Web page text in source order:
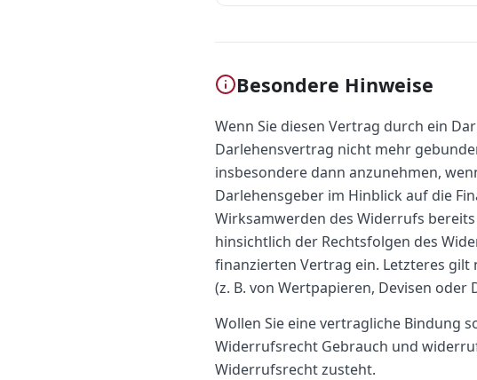
Besondere Hinweise
Wenn Sie diesen Vertrag durch ein
Darlehensvertrag nicht mehr
insbesondere dann anzunehmen,
Darlehensgeber im Hinblick auf die
Wirksamwerden des Widerrufs
hinsichtlich der Rechtsfolgen des
finanzierten Vertrag ein. Letzteres
(z. B. von Wertpapieren, Devisen oder
Wollen Sie eine vertragliche Bindung
Widerrufsrecht Gebrauch und
Widerrufsrecht zusteht.